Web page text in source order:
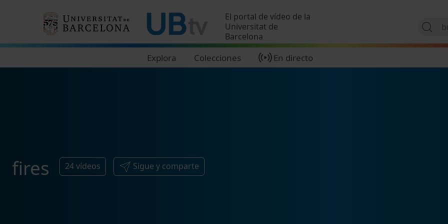
El portal de vídeo de la
Universitat de
Barcelona
Explora Colecciones En directo
fires 24vídeos Sigue y comparte